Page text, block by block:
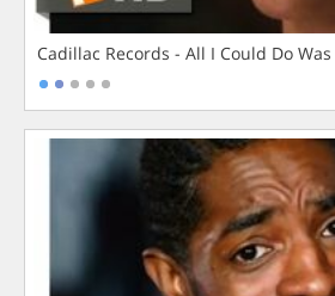
Cadillac Records - All I Could Do Was